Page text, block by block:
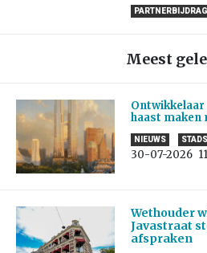
Meest
haast maken
NIEUWS
30-07-2026
Wethouder
Javastraat
afspraken